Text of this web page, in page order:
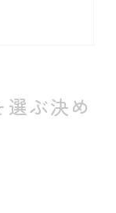
リット紹介
ぶ決め